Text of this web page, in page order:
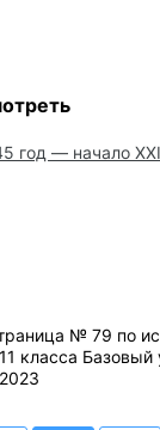
№ 79 по
класса Базовый